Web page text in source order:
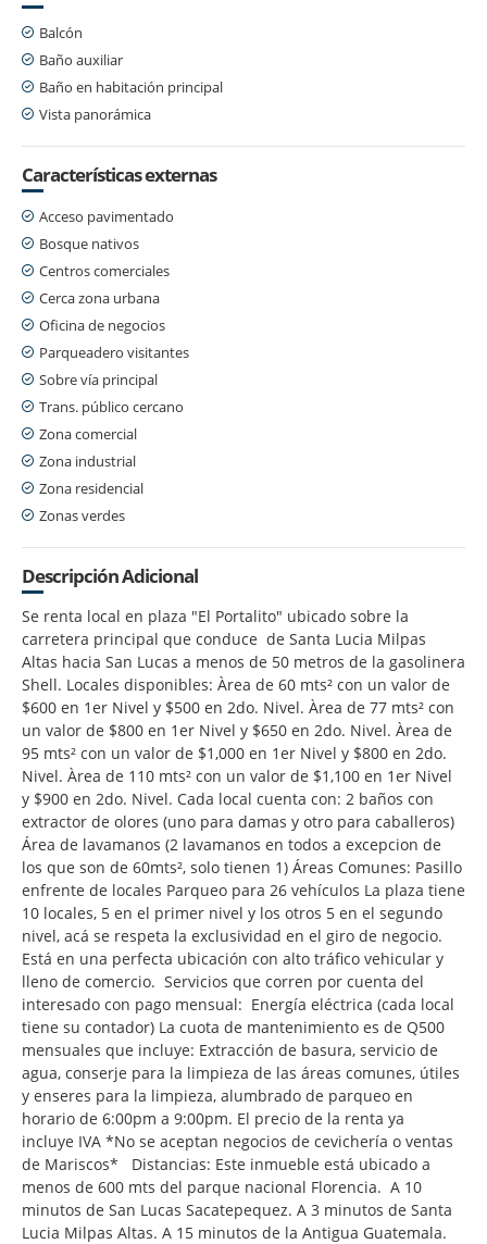
Balcón
Baño auxiliar
Baño en habitación principal
Vista panorámica
Características externas
Acceso pavimentado
Bosque nativos
Centros comerciales
Cerca zona urbana
Oficina de negocios
Parqueadero visitantes
Sobre vía principal
Trans. público cercano
Zona comercial
Zona industrial
Zona residencial
Zonas verdes
Descripción Adicional
Se renta local en plaza "El Portalito" ubicado sobre la
carretera principal que conduce de Santa Lucia Milpas
Altas hacia San Lucas a menos de 50 metros de la gasolinera
Shell. Locales disponibles: Àrea de 60 mts² con un valor de
$600 en 1er Nivel y $500 en 2do. Nivel. Àrea de 77 mts² con
un valor de $800 en 1er Nivel y $650 en 2do. Nivel. Àrea de
95 mts² con un valor de $1,000 en 1er Nivel y $800 en 2do.
Nivel. Àrea de 110 mts² con un valor de $1,100 en 1er Nivel
y $900 en 2do. Nivel. Cada local cuenta con: 2 baños con
extractor de olores (uno para damas y otro para caballeros)
Área de lavamanos (2 lavamanos en todos a excepcion de
los que son de 60mts², solo tienen 1) Áreas Comunes: Pasillo
enfrente de locales Parqueo para 26 vehículos La plaza tiene
10 locales, 5 en el primer nivel y los otros 5 en el segundo
nivel, acá se respeta la exclusividad en el giro de negocio.
Está en una perfecta ubicación con alto tráfico vehicular y
lleno de comercio. Servicios que corren por cuenta del
interesado con pago mensual: Energía eléctrica (cada local
tiene su contador) La cuota de mantenimiento es de Q500
mensuales que incluye: Extracción de basura, servicio de
agua, conserje para la limpieza de las áreas comunes, útiles
y enseres para la limpieza, alumbrado de parqueo en
horario de 6:00pm a 9:00pm. El precio de la renta ya
incluye IVA *No se aceptan negocios de cevichería o ventas
de Mariscos* Distancias: Este inmueble está ubicado a
menos de 600 mts del parque nacional Florencia. A 10
minutos de San Lucas Sacatepequez. A 3 minutos de Santa
Lucia Milpas Altas. A 15 minutos de la Antigua Guatemala.